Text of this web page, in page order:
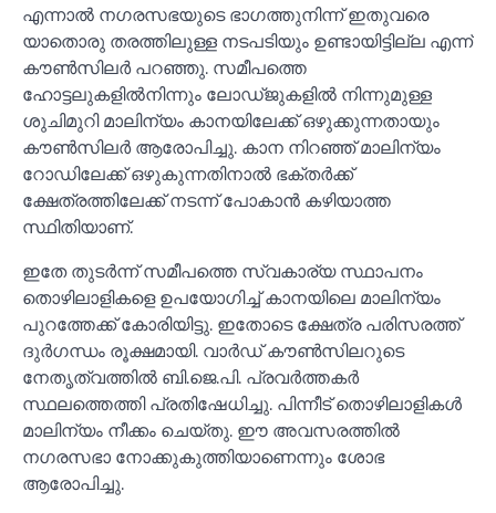
എന്നാല്‍ നഗരസഭയുടെ ഭാഗത്തുനിന്ന് ഇതുവരെ
യാതൊരു തരത്തിലുള്ള നടപടിയും ഉണ്ടായിട്ടില്ല എന്ന്
കൗണ്‍സിലര്‍ പറഞ്ഞു. സമീപത്തെ
ഹോട്ടലുകളില്‍നിന്നും ലോഡ്ജുകളില്‍ നിന്നുമുള്ള
ശുചിമുറി മാലിന്യം കാനയിലേക്ക് ഒഴുക്കുന്നതായും
കൗണ്‍സിലര്‍ ആരോപിച്ചു. കാന നിറഞ്ഞ് മാലിന്യം
റോഡിലേക്ക് ഒഴുകുന്നതിനാല്‍ ഭക്തര്‍ക്ക്
ക്ഷേത്രത്തിലേക്ക് നടന്ന് പോകാന്‍ കഴിയാത്ത
സ്ഥിതിയാണ്.
ഇതേ തുടര്‍ന്ന് സമീപത്തെ സ്വകാര്യ സ്ഥാപനം
തൊഴിലാളികളെ ഉപയോഗിച്ച്‌ കാനയിലെ മാലിന്യം
പുറത്തേക്ക് കോരിയിട്ടു. ഇതോടെ ക്ഷേത്ര പരിസരത്ത്
ദുര്‍ഗന്ധം രൂക്ഷമായി. വാര്‍ഡ് കൗണ്‍സിലറുടെ
നേതൃത്വത്തില്‍ ബി.ജെ.പി. പ്രവര്‍ത്തകര്‍
സ്ഥലത്തെത്തി പ്രതിഷേധിച്ചു. പിന്നീട് തൊഴിലാളികള്‍
മാലിന്യം നീക്കം ചെയ്തു. ഈ അവസരത്തില്‍
നഗരസഭാ നോക്കുകുത്തിയാണെന്നും ശോഭ
ആരോപിച്ചു.